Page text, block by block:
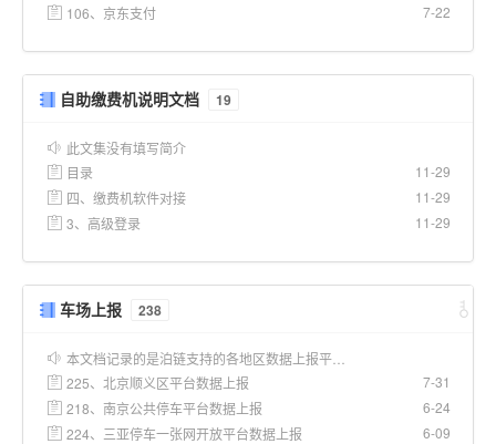
106、京东支付
7-22
自助缴费机说明文档 19
此文集没有填写简介
目录
11-29
四、缴费机软件对接
11-29
3、高级登录
11-29
车场上报 238
本文档记录的是泊链支持的各地区数据上报平…
225、北京顺义区平台数据上报
7-31
218、南京公共停车平台数据上报
6-24
224、三亚停车一张网开放平台数据上报
6-09